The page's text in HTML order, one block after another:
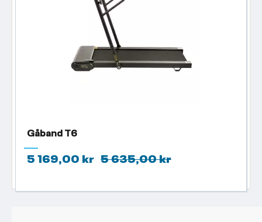
Gåband T6
5 169,00 kr 5 635,00 kr